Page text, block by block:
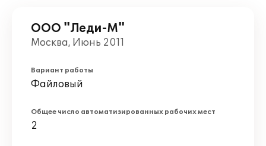
ООО "Леди-М"
Москва, Июнь 2011
Вариант работы
Файловый
Общее число автоматизированных рабочих мест
2